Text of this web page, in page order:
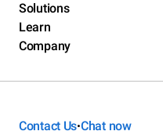
Solutions
Learn
Company
Contact Us•Chat now